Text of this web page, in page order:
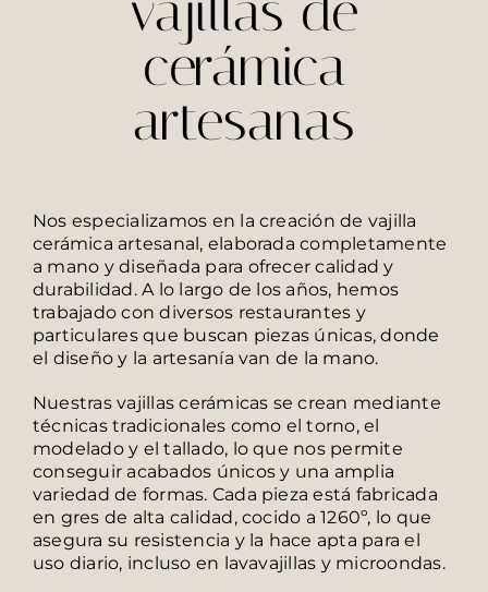
cerámica
artesanas
Nos especializamos en la creación de vajilla
cerámica artesanal, elaborada completamente
a mano y diseñada para ofrecer calidad y
durabilidad. A lo largo de los años, hemos
trabajado con diversos restaurantes y
particulares que buscan piezas únicas, donde
el diseño y la artesanía van de la mano.
Nuestras vajillas cerámicas se crean mediante
técnicas tradicionales como el torno, el
modelado y el tallado, lo que nos permite
conseguir acabados únicos y una amplia
variedad de formas. Cada pieza está fabricada
en gres de alta calidad, cocido a 1260º, lo que
asegura su resistencia y la hace apta para el
uso diario, incluso en lavavajillas y microondas.